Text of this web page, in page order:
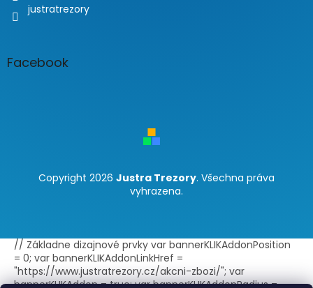
justratrezory
Facebook
Copyright 2026 Justra Trezory. Všechna práva
vyhrazena.
// Základne dizajnové prvky var bannerKLIKAddonPosition
= 0; var bannerKLIKAddonLinkHref =
"https://www.justratrezory.cz/akcni-zbozi/"; var
bannerKLIKAddon = true; var bannerKLIKAddonRadius =